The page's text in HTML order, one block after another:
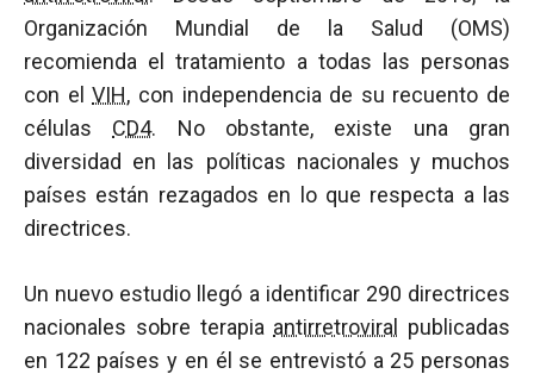
Organización Mundial de la Salud (OMS)
recomienda el tratamiento a todas las personas
con elVIH, con independencia de su recuento de
células CD4. No obstante, existe una gran
diversidad en las políticas nacionales y muchos
países están rezagados en lo que respecta a las
directrices.
Un nuevo estudio llegó a identificar 290 directrices
nacionales sobre terapia antirretroviral publicadas
en 122 países y en él se entrevistó a 25 personas